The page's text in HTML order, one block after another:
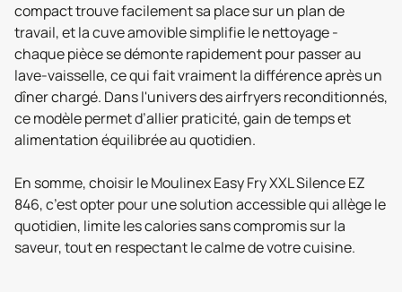
compact trouve facilement sa place sur un plan de
travail, et la cuve amovible simplifie le nettoyage -
chaque pièce se démonte rapidement pour passer au
lave-vaisselle, ce qui fait vraiment la différence après un
dîner chargé. Dans l'univers des airfryers reconditionnés,
ce modèle permet d’allier praticité, gain de temps et
alimentation équilibrée au quotidien.
En somme, choisir le Moulinex Easy Fry XXL Silence EZ
846, c’est opter pour une solution accessible qui allège le
quotidien, limite les calories sans compromis sur la
saveur, tout en respectant le calme de votre cuisine.